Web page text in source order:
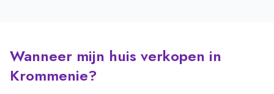
Wanneer mijn huis verkopen in
Krommenie?